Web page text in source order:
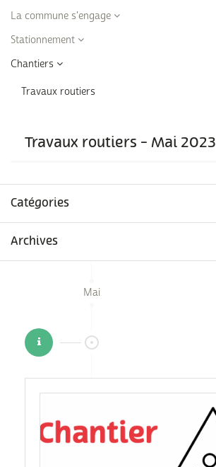
La commune s'engage
Stationnement
Chantiers
Travaux routiers
Travaux routiers - Mai 2023
Catégories
Archives
Mai